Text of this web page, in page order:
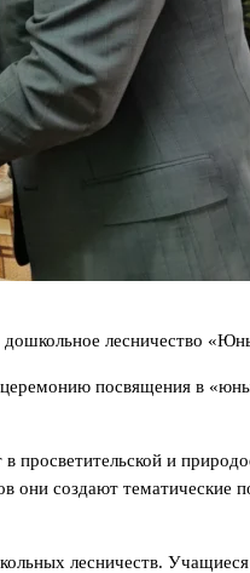
лесничество
посвящения в
и
создают тематические
лесничеств.